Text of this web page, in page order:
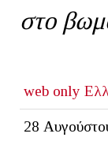
στο
web only
28